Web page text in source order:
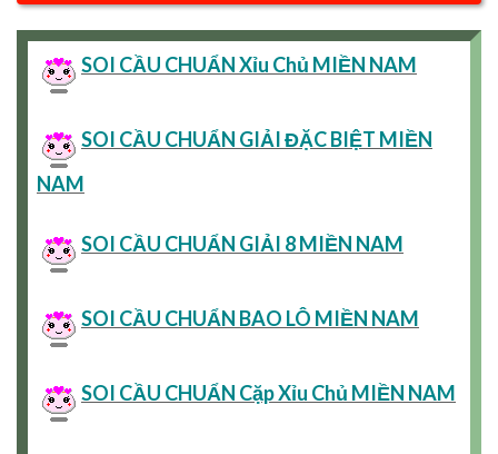
SOI CẦU CHUẨN Xỉu Chủ MIỀN NAM
SOI CẦU CHUẨN GIẢI ĐẶC BIỆT MIỀN
NAM
SOI CẦU CHUẨN GIẢI 8 MIỀN NAM
SOI CẦU CHUẨN BAO LÔ MIỀN NAM
SOI CẦU CHUẨN Cặp Xỉu Chủ MIỀN NAM